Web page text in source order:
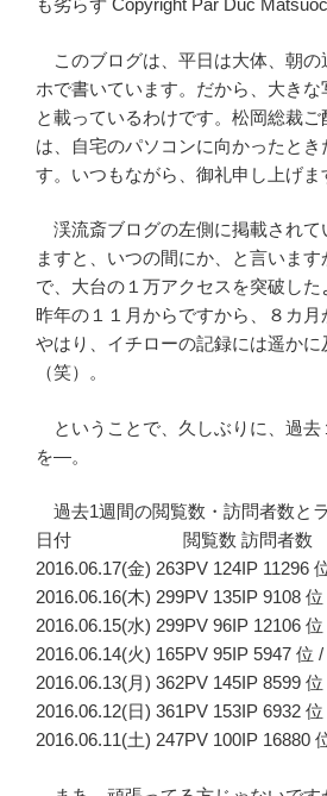
も劣らず Copyright Par Duc
このブログは、平日は大体、朝の
ホで書いています。だから、大きな
と載っているわけです。松岡総裁
は、自宅のパソコンに向かったと
す。いつもながら、御礼申し上げま
渓流斎ブログの左側に掲載されて
ますと、いつの間にか、と言います
で、大台の１万アクセスを突破し
昨年の１１月からですから、８カ月
やはり、イチローの記録には遥かに
（笑）。
ということで、久しぶりに、過去
を―。
過去1週間の閲覧数・訪問者数と
日付 閲覧数 訪問者数 ラ
2016.06.17(金) 263PV 124IP 11296
2016.06.16(木) 299PV 135IP 9108
2016.06.15(水) 299PV 96IP 12106
2016.06.14(火) 165PV 95IP 5947 位
2016.06.13(月) 362PV 145IP 8599
2016.06.12(日) 361PV 153IP 6932
2016.06.11(土) 247PV 100IP 16880